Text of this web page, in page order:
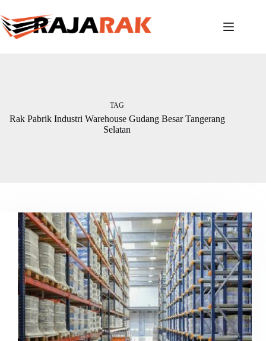
to
content
TAG
Rak Pabrik Industri Warehouse Gudang Besar Tangerang
Selatan